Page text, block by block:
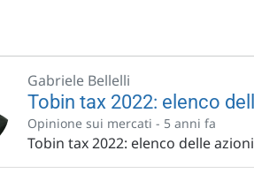
Gabriele Bellelli
Tobin tax 2022: elenco
Opinione sui mercati - 5 anni fa
Tobin tax 2022: elenco delle